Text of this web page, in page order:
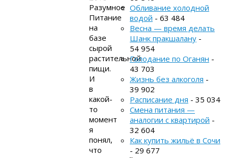
Разумное
Питание
на
базе
сырой
растительной
пищи.
И
в
какой-
то
момент
я
понял,
что
Обливание холодной
водой - 63 484
Весна — время делать
Шанк пракшалану -
54 954
Голодание по Оганян -
43 703
Жизнь без алкоголя -
39 902
Расписание дня - 35 034
Смена питания —
аналогии с квартирой -
32 604
Как купить жильё в Сочи
- 29 677